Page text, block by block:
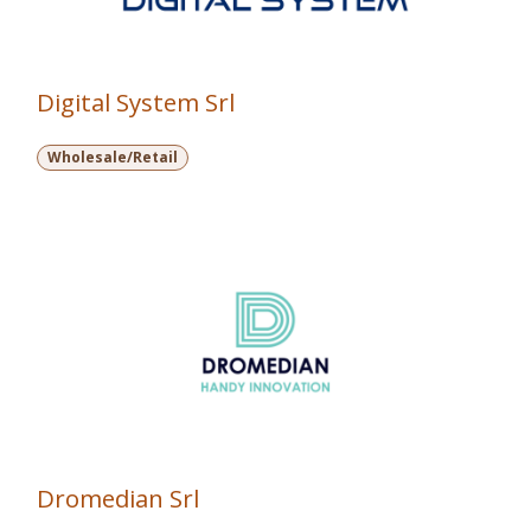
Digital System Srl
Wholesale/Retail
Dromedian Srl